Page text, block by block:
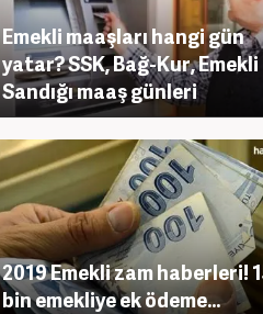
Emekli maaşları hangi gün
yatar? SSK, Bağ-Kur, Emekli
Sandığı maaş günleri
2019 Emekli zam haberleri!
bin emekliye ek ödeme...